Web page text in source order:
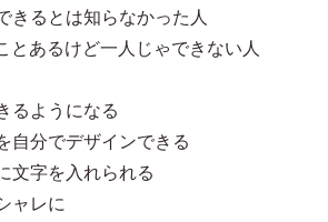
きるとは知らなかった人
とあるけど一人じゃできない人
るようになる
自分でデザインできる
文字を入れられる
ャレに